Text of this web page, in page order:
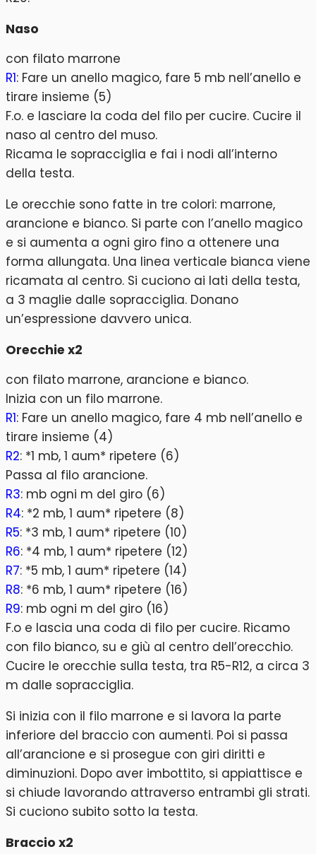
Naso
con filato marrone
R1: Fare un anello magico, fare 5 mb nell’anello e
tirare insieme (5)
F.o. e lasciare la coda del filo per cucire. Cucire il
naso al centro del muso.
Ricama le sopracciglia e fai i nodi all’interno
della testa.
Le orecchie sono fatte in tre colori: marrone,
arancione e bianco. Si parte con l’anello magico
e si aumenta a ogni giro fino a ottenere una
forma allungata. Una linea verticale bianca viene
ricamata al centro. Si cuciono ai lati della testa,
a 3 maglie dalle sopracciglia. Donano
un’espressione davvero unica.
Orecchie x2
con filato marrone, arancione e bianco.
Inizia con un filo marrone.
R1: Fare un anello magico, fare 4 mb nell’anello e
tirare insieme (4)
R2: *1 mb, 1 aum* ripetere (6)
Passa al filo arancione.
R3: mb ogni m del giro (6)
R4: *2 mb, 1 aum* ripetere (8)
R5: *3 mb, 1 aum* ripetere (10)
R6: *4 mb, 1 aum* ripetere (12)
R7: *5 mb, 1 aum* ripetere (14)
R8: *6 mb, 1 aum* ripetere (16)
R9: mb ogni m del giro (16)
F.o e lascia una coda di filo per cucire. Ricamo
con filo bianco, su e giù al centro dell’orecchio.
Cucire le orecchie sulla testa, tra R5-R12, a circa 3
m dalle sopracciglia.
Si inizia con il filo marrone e si lavora la parte
inferiore del braccio con aumenti. Poi si passa
all’arancione e si prosegue con giri diritti e
diminuzioni. Dopo aver imbottito, si appiattisce e
si chiude lavorando attraverso entrambi gli strati.
Si cuciono subito sotto la testa.
Braccio x2